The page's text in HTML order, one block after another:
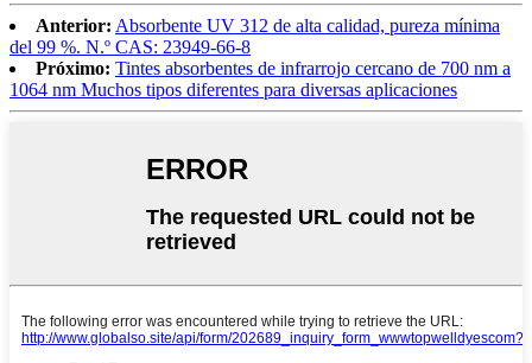
Anterior: Absorbente UV 312 de alta calidad, pureza mínima
del 99 %. N.º CAS: 23949-66-8
Próximo: Tintes absorbentes de infrarrojo cercano de 700 nm a
1064 nm Muchos tipos diferentes para diversas aplicaciones